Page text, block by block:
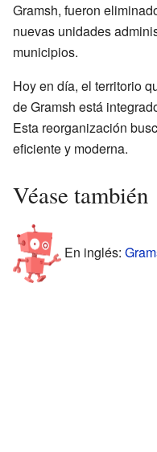
Gramsh, fueron
nuevas unidades
municipios.
Hoy en día, el territorio
de Gramsh está
Esta reorganización
eficiente y moderna.
Véase también
En inglés: